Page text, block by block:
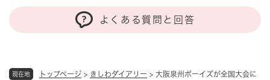
現在地 トップページ > きしわダイアリー > 大阪泉州ボーイズが全国大会に
よくある質問と回答